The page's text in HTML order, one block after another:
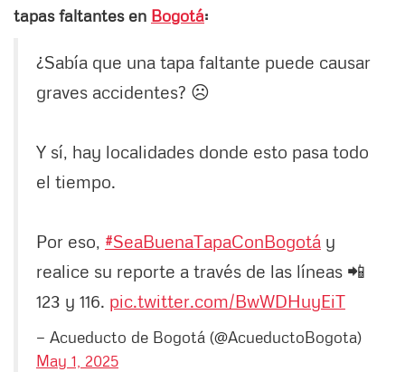
tapas faltantes en Bogotá:
¿Sabía que una tapa faltante puede causar
graves accidentes? ☹️
Y sí, hay localidades donde esto pasa todo
el tiempo.
Por eso, #SeaBuenaTapaConBogotá y
realice su reporte a través de las líneas 📲
123 y 116. pic.twitter.com/BwWDHuyEiT
— Acueducto de Bogotá (@AcueductoBogota)
May 1, 2025